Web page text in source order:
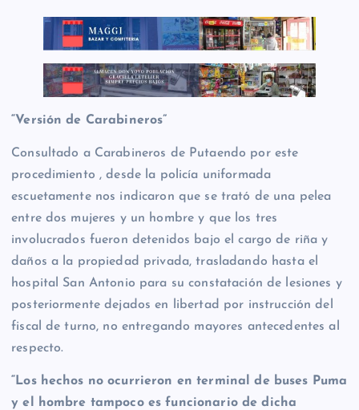
“Versión de Carabineros”
Consultado a Carabineros de Putaendo por este
procedimiento , desde la policía uniformada
escuetamente nos indicaron que se trató de una pelea
entre dos mujeres y un hombre y que los tres
involucrados fueron detenidos bajo el cargo de riña y
daños a la propiedad privada, trasladando hasta el
hospital San Antonio para su constatación de lesiones y
posteriormente dejados en libertad por instrucción del
fiscal de turno, no entregando mayores antecedentes al
respecto.
“Los hechos no ocurrieron en terminal de buses Puma
y el hombre tampoco es funcionario de dicha